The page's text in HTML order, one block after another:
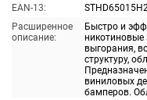
EAN-13:
Расширенное
описание:
Быстро и
никотиновые
выгорания,
структуру,
виниловых
бамперов.